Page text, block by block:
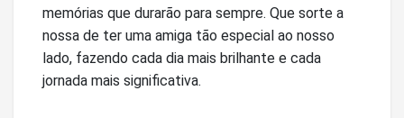
memórias que durarão para sempre. Que sorte a
nossa de ter uma amiga tão especial ao nosso
lado, fazendo cada dia mais brilhante e cada
jornada mais significativa.